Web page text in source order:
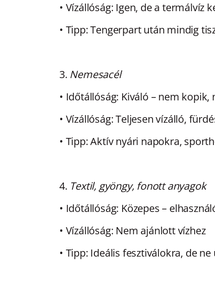
• Vízállóság: Igen, de a termálvíz
• Tipp:Tengerpart után mindig
3. Nemesacél
• Időtállóság: Kiváló – nem kopik,
• Vízállóság:Teljesen vízálló,
• Tipp:Aktív nyári napokra,
4. Textil, gyöngy, fonott anyagok
• Időtállóság: Közepes –
• Vízállóság: Nem ajánlott vízhez
• Tipp: Ideális fesztiválokra, de ne